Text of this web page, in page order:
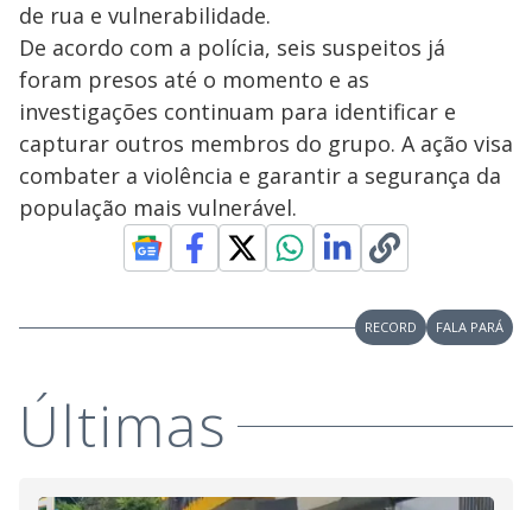
de rua e vulnerabilidade.
De acordo com a polícia, seis suspeitos já
foram presos até o momento e as
investigações continuam para identificar e
capturar outros membros do grupo. A ação visa
combater a violência e garantir a segurança da
população mais vulnerável.
RECORD FALA PARÁ
Últimas